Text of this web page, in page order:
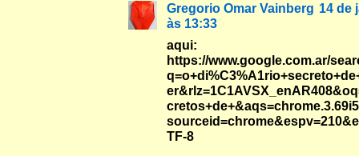
Gregorio Omar Vainberg 14 de
às 13:33
aqui:
https://www.google.com.ar/
TF-8